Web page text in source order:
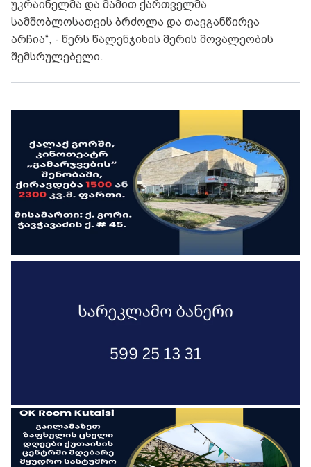
უკრაინელმა და მამით ქართველმა
სამშობლოსათვის ბრძოლა და თავგანწირვა
არჩია“, - წერს წალენჯიხის მერის მოვალეობის
შემსრულებელი.